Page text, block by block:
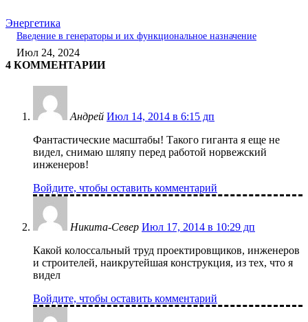
Энергетика
Введение в генераторы и их функциональное назначение
Июл 24, 2024
4 КОММЕНТАРИИ
Андрей Июл 14, 2014 в 6:15 дп
Фантастические масштабы! Такого гиганта я еще не
видел, снимаю шляпу перед работой норвежский
инженеров!
Войдите, чтобы оставить комментарий
Никита-Север Июл 17, 2014 в 10:29 дп
Какой колоссальный труд проектировщиков, инженеров
и строителей, наикрутейшая конструкция, из тех, что я
видел
Войдите, чтобы оставить комментарий